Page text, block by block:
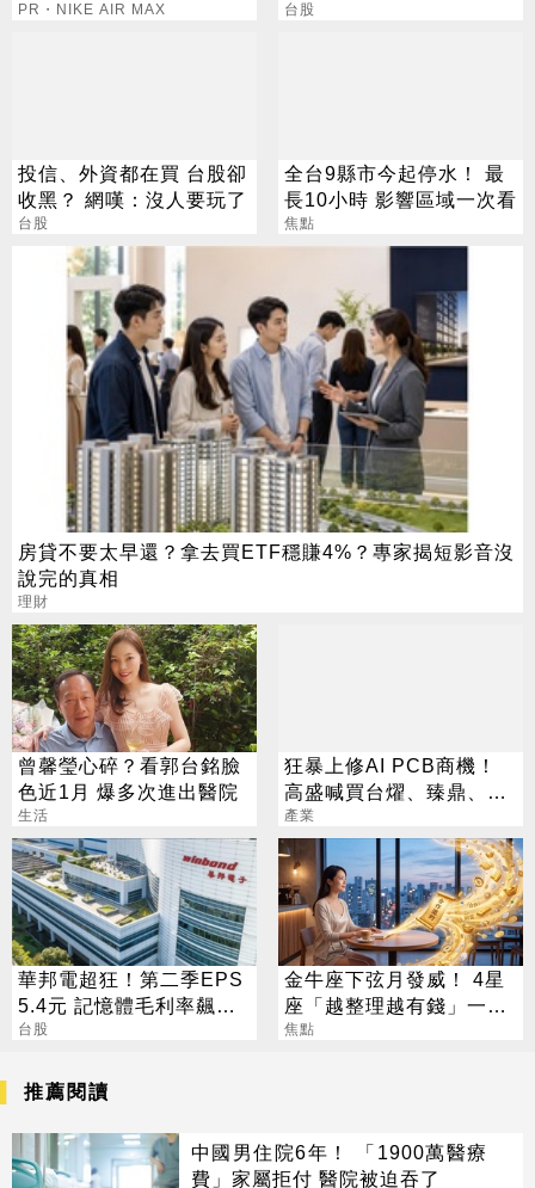
PR・NIKE AIR MAX
漲停
台股
投信、外資都在買 台股卻
收黑？ 網嘆：沒人要玩了
台股
全台9縣市今起停水！ 最
長10小時 影響區域一次看
焦點
房貸不要太早還？拿去買ETF穩賺4%？專家揭短影音沒
說完的真相
理財
曾馨瑩心碎？看郭台銘臉
色近1月 爆多次進出醫院
生活
狂暴上修AI PCB商機！
高盛喊買台燿、臻鼎、台
產業
華邦電超狂！第二季EPS
5.4元 記憶體毛利率飆至
70.3%
台股
金牛座下弦月發威！ 4星
座「越整理越有錢」一路
旺運到10月
焦點
推薦閱讀
中國男住院6年！ 「1900萬醫療
費」家屬拒付 醫院被迫吞了